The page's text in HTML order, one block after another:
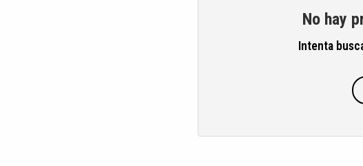
No hay
Intenta